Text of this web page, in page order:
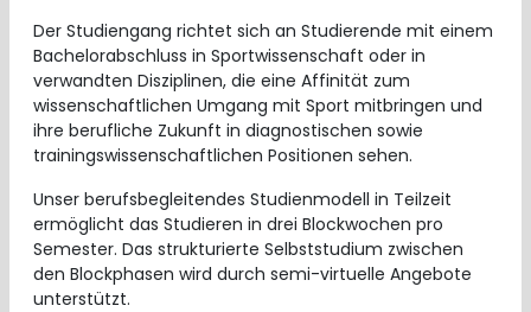
Der Studiengang richtet sich an Studierende mit einem
Bachelorabschluss in Sportwissenschaft oder in
verwandten Disziplinen, die eine Affinität zum
wissenschaftlichen Umgang mit Sport mitbringen und
ihre berufliche Zukunft in diagnostischen sowie
trainingswissenschaftlichen Positionen sehen.
Unser berufsbegleitendes Studienmodell in Teilzeit
ermöglicht das Studieren in drei Blockwochen pro
Semester. Das strukturierte Selbststudium zwischen
den Blockphasen wird durch semi-virtuelle Angebote
unterstützt.